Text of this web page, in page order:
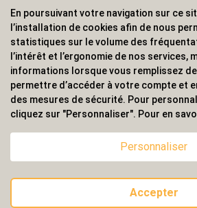
Écriture
Bagagerie sacs
Sport &
Outdoor
Enfant
ALVS, fournisseur d'objets
professionnels. Une implantation
couverture internationale.
© 2020 ALVS
En poursuivant votre navigation sur ce
l’installation de cookies afin de nous
statistiques sur le volume des
l’intérêt et l’ergonomie de nos services,
informations lorsque vous remplissez
permettre d’accéder à votre compte et
des mesures de sécurité. Pour
cliquez sur "Personnaliser". Pour en
Personnaliser
Accepter